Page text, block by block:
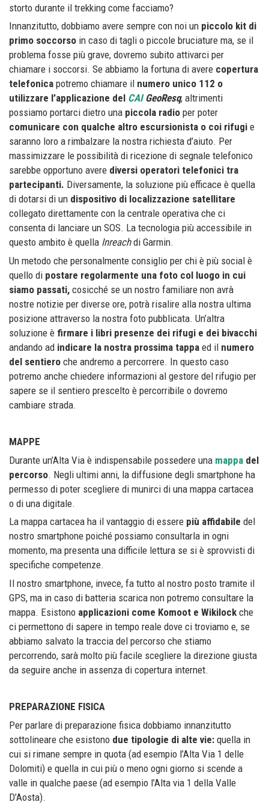
storto durante il trekking come facciamo?
Innanzitutto, dobbiamo avere sempre con noi un piccolo kit di
primo soccorso in caso di tagli o piccole bruciature ma, se il
problema fosse più grave, dovremo subito attivarci per
chiamare i soccorsi. Se abbiamo la fortuna di avere copertura
telefonica potremo chiamare il numero unico 112 o
utilizzare l’applicazione del CAIGeoResq, altrimenti
possiamo portarci dietro una piccola radio per poter
comunicare con qualche altro escursionista o coi rifugi e
saranno loro a rimbalzare la nostra richiesta d’aiuto. Per
massimizzare le possibilità di ricezione di segnale telefonico
sarebbe opportuno avere diversi operatori telefonici tra
partecipanti. Diversamente, la soluzione più efficace è quella
di dotarsi di un dispositivo di localizzazione satellitare
collegato direttamente con la centrale operativa che ci
consenta di lanciare un SOS. La tecnologia più accessibile in
questo ambito è quella Inreachdi Garmin.
Un metodo che personalmente consiglio per chi è più social è
quello di postare regolarmente una foto col luogo in cui
siamo passati, cosicché se un nostro familiare non avrà
nostre notizie per diverse ore, potrà risalire alla nostra ultima
posizione attraverso la nostra foto pubblicata. Un’altra
soluzione è firmare i libri presenze dei rifugi e dei bivacchi
andando ad indicare la nostra prossima tappa ed il numero
del sentiero che andremo a percorrere. In questo caso
potremo anche chiedere informazioni al gestore del rifugio per
sapere se il sentiero prescelto è percorribile o dovremo
cambiare strada.
MAPPE
Durante un’Alta Via è indispensabile possedere una mappa del
percorso. Negli ultimi anni, la diffusione degli smartphone ha
permesso di poter scegliere di munirci di una mappa cartacea
o di una digitale.
La mappa cartacea ha il vantaggio di essere più affidabile del
nostro smartphone poiché possiamo consultarla in ogni
momento, ma presenta una difficile lettura se si è sprovvisti di
specifiche competenze.
Il nostro smartphone, invece, fa tutto al nostro posto tramite il
GPS, ma in caso di batteria scarica non potremo consultare la
mappa. Esistono applicazioni come Komoot e Wikilock che
ci permettono di sapere in tempo reale dove ci troviamo e, se
abbiamo salvato la traccia del percorso che stiamo
percorrendo, sarà molto più facile scegliere la direzione giusta
da seguire anche in assenza di copertura internet.
PREPARAZIONE FISICA
Per parlare di preparazione fisica dobbiamo innanzitutto
sottolineare che esistono due tipologie di alte vie: quella in
cui si rimane sempre in quota (ad esempio l’Alta Via 1 delle
Dolomiti) e quella in cui più o meno ogni giorno si scende a
valle in qualche paese (ad esempio l’Alta via 1 della Valle
D’Aosta).